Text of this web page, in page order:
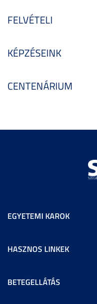
FELVÉTELI
KÉPZÉSEINK
CENTENÁRIUM
EGYETEMI KAROK
HASZNOS LINKEK
BETEGELLÁTÁS